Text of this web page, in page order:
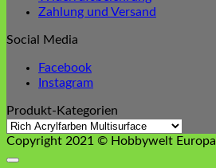
Zahlung und Versand
Social Media
Facebook
Instagram
Produkt-Kategorien
Copyright 2021 © Hobbywelt Europa